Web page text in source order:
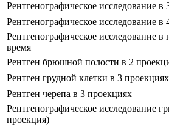
Рентгенографическое исследование в
Рентгенографическое исследование в
Рентгенографическое исследование в
время
Рентген брюшной полости в 2
Рентген грудной клетки в 3 проекциях
Рентген черепа в 3 проекциях
Рентгенографическое исследование
проекция)